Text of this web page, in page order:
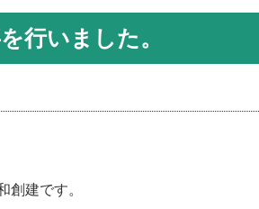
行いました。
創建です。